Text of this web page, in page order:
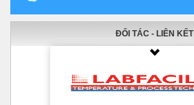
ĐỐI TÁC - LIÊN KẾT